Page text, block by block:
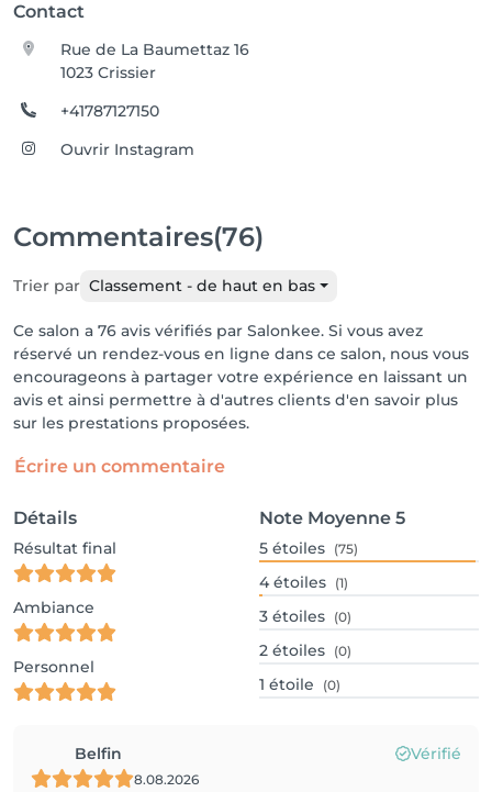
Contact
Rue de La Baumettaz 16
1023 Crissier
+41787127150
Ouvrir Instagram
Commentaires(76)
Trier par Classement - de haut en bas
Ce salon a 76 avis vérifiés par Salonkee. Si vous avez
réservé un rendez-vous en ligne dans ce salon, nous vous
encourageons à partager votre expérience en laissant un
avis et ainsi permettre à d'autres clients d'en savoir plus
sur les prestations proposées.
Écrire un commentaire
Détails
Résultat final
Ambiance
Personnel
Note Moyenne 5
5 étoiles (75)
4 étoiles (1)
3 étoiles (0)
2 étoiles (0)
1 étoile (0)
Belfin Vérifié
8.08.2026